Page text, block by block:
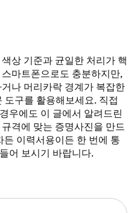
상 기준과 균일한 처리가 핵
마트폰으로도 충분하지만,
나 머리카락 경계가 복잡한
구를 활용해보세요. 직접
우에도 이 글에서 알려드린
격에 맞는 증명사진을 만드
이력서용이든 한 번에 통
어 보시기 바랍니다.